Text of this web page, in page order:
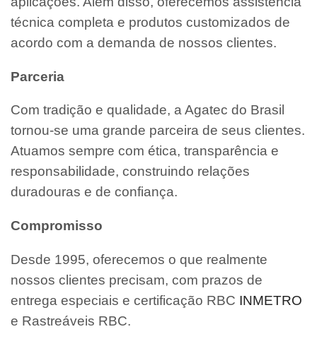
técnica completa e produtos customizados de
acordo com a demanda de nossos clientes.
Parceria
Com tradição e qualidade, a Agatec do Brasil
tornou-se uma grande parceira de seus clientes.
Atuamos sempre com ética, transparência e
responsabilidade, construindo relações
duradouras e de confiança.
Compromisso
Desde 1995, oferecemos o que realmente
nossos clientes precisam, com prazos de
entrega especiais e certificação RBC INMETRO
e Rastreáveis RBC.